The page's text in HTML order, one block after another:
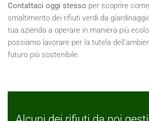
Contattaci oggi stesso per scoprire
smaltimento dei rifiuti verdi da
tua azienda a operare in maniera più
possiamo lavorare per la tutela
futuro più sostenibile.